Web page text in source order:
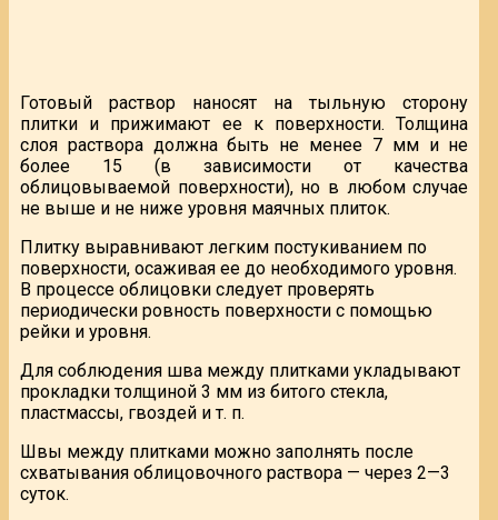
Готовый раствор наносят на тыльную сторону
плитки и прижимают ее к поверхности. Толщина
слоя раствора должна быть не менее 7 мм и не
более 15 (в зависимости от качества
облицовываемой поверхности), но в любом случае
не выше и не ниже уровня маячных плиток.
Плитку выравнивают легким постукиванием по
поверхности, осаживая ее до необходимого уровня.
В процессе облицовки следует проверять
периодически ровность поверхности с помощью
рейки и уровня.
Для соблюдения шва между плитками укладывают
прокладки толщиной 3 мм из битого стекла,
пластмассы, гвоздей и т. п.
Швы между плитками можно заполнять после
схватывания облицовочного раствора — через 2—3
суток.